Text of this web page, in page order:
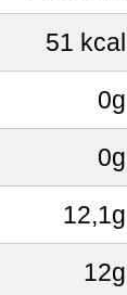
51 kcal
0g
0g
12,1g
12g